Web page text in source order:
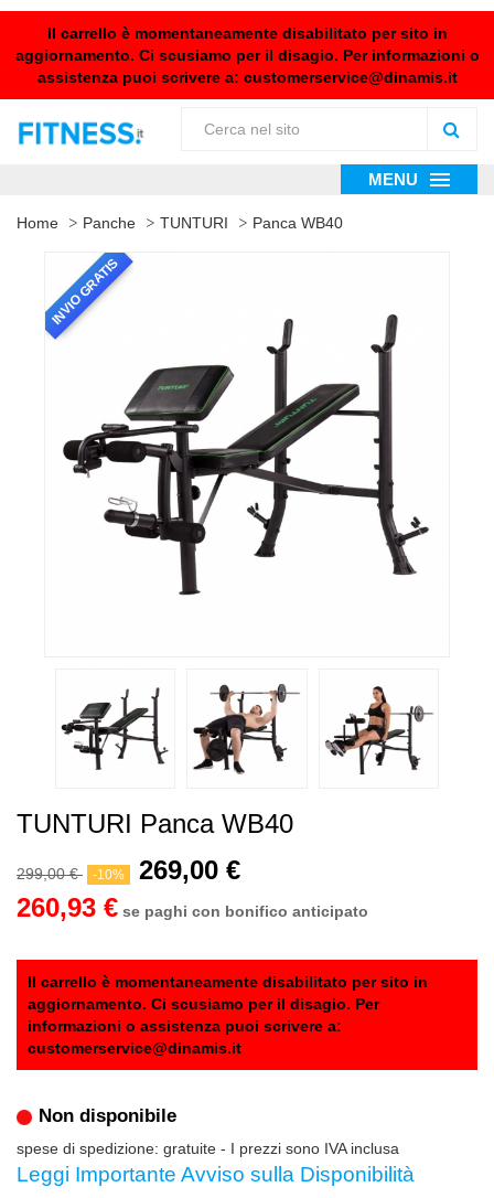
Il carrello è momentaneamente disabilitato per sito in
aggiornamento. Ci scusiamo per il disagio. Per informazioni o
assistenza puoi scrivere a: customerservice@dinamis.it
MENU
Home Panche TUNTURI Panca WB40
INVIO GRATIS
TUNTURI Panca WB40
299,00 € -10%
269,00 €
260,93 € se paghi con bonifico anticipato
Il carrello è momentaneamente disabilitato per sito in
aggiornamento. Ci scusiamo per il disagio. Per
informazioni o assistenza puoi scrivere a:
customerservice@dinamis.it
Non disponibile
spese di spedizione: gratuite - I prezzi sono IVA inclusa
Leggi Importante Avviso sulla Disponibilità